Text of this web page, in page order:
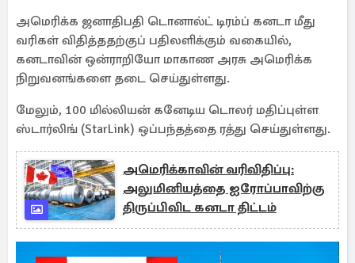
அமெரிக்க ஜனாதிபதி டொனால்ட் டிரம்ப் கனடா மீது
வரிகள் விதித்ததற்குப் பதிலளிக்கும் வகையில்,
கனடாவின் ஒன்ராறியோ மாகாண அரசு அமெரிக்க
நிறுவனங்களை தடை செய்துள்ளது.
மேலும், 100 மில்லியன் கனேடிய டொலர் மதிப்புள்ள
ஸ்டார்லிங் (StarLink) ஒப்பந்தத்தை ரத்து செய்துள்ளது.
அமெரிக்காவின் வரிவிதிப்பு:
அலுமினியத்தை ஐரோப்பாவிற்கு
திருப்பிவிட கனடா திட்டம்